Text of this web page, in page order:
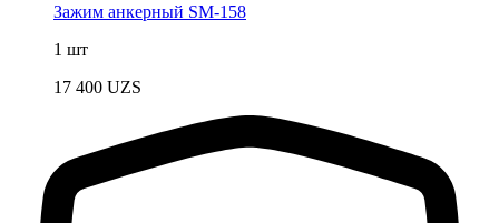
Зажим анкерный SM-158
1 шт
17 400 UZS